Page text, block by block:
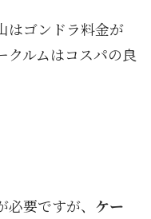
はゴンドラ料金が
クルムはコスパの良
要ですが、 ケー